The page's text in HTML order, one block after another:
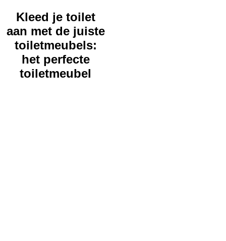
Kleed je toilet
aan met de juiste
toiletmeubels:
het perfecte
toiletmeubel